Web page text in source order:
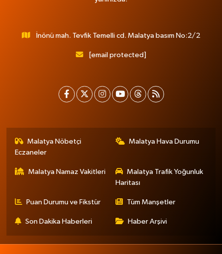
İnönü mah. Tevfik Temelli cd. Malatya basım No:2/2
[email protected]
Malatya Nöbetçi
Eczaneler
Malatya Hava Durumu
Malatya Namaz Vakitleri
Malatya Trafik Yoğunluk
Haritası
Puan Durumu ve Fikstür Tüm Manşetler
Son Dakika Haberleri Haber Arşivi